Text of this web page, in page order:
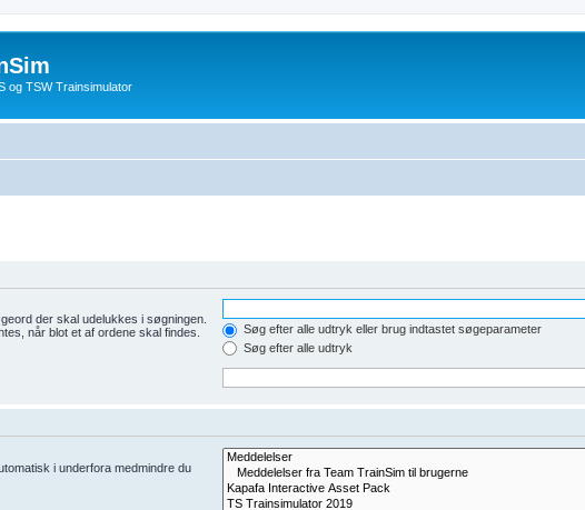
og TSW Trainsimulator
der skal udelukkes i søgningen.
når blot et af ordene skal findes.
Søg efter alle udtryk eller brug indtastet søgeparameter
Søg efter alle udtryk
i underfora medmindre du